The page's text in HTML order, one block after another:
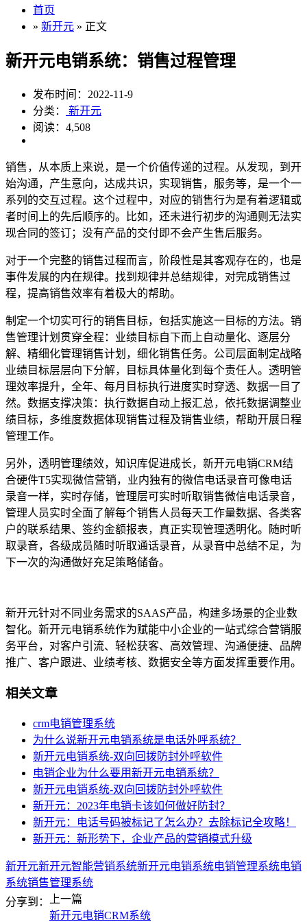
首页
» 新开元 » 正文
新开元电销系统：销售过程管理
发布时间：2022-11-9
分类：
新开元
阅读：4,508
销售，从本质上来说，是一个价值传递的过程。从发现，到开
始沟通，产生意向，达成共识，实现销售，服务等，是一个一
系列的交互过程。这个过程中，对应的销售行为是有着逻辑或
者时间上的先后顺序的。比如，还未进行初步的沟通则无法实
现合同的签订；没有产品的交付即不会产生售后服务。
对于一个完整的销售过程而言，阶段性是其客观存在的，也是
事件发展的内在规律。找到规律并总结规律，对完成销售过
程，提高销售效率有着极大的帮助。
制定一个切实可行的销售目标，包括实施这一目标的方法。销
售管理计划贯穿全程：业绩目标自下而上自动量化、逐层分
解、精细化管理销售计划，细化销售任务。公司层面制定战略
业绩目标层层向下分解，目标具体量化到每个责任人。透明管
理效率提升，全年、每月目标执行进度实时穿透、数据一目了
然。数据支撑决策：执行数据自动上报汇总，依托数据调整业
绩目标，多维度数据体现销售过程及销售业绩，帮助开展日程
管理工作。
另外，透明管理绩效，知识库促进成长，新开元电销CRM结
合硬件T5实现微信营销，业内独有的微信电话录音可像电话
录音一样，实时存储，管理层可实时听取销售微信电话录音，
管理人员实时全面了解每个销售人员每天工作量数据、各类客
户的联系结果、签约金额报表，真正实现管理透明化。随时听
取录音，各级成员随时听取通话录音，从录音中总结不足，为
下一次的沟通做好充足策略储备。
新开元针对不同业务需求的SAAS产品，构建多场景的企业数
智化。新开元电销系统作为赋能中小企业的一站式综合营销服
务平台，对客户引流、轻松获客、高效管理、沟通便捷、品牌
推广、客户跟进、业绩考核、数据安全等方面发挥重要作用。
相关文章
crm电销管理系统
为什么说新开元电销系统是电话外呼系统？
新开元电销系统-双向回拨防封外呼软件
电销企业为什么要用新开元电销系统？
新开元电销系统-双向回拨防封外呼软件
新开元：2023年电销卡该如何做好防封？
新开元：电话号码被标记了怎么办？去除标记全攻略！
新开元：新形势下，企业产品的营销模式升级
新开元新开元智能营销系统新开元电销系统电销管理系统电销
系统销售管理系统
分享到：
上一篇
新开元电销CRM系统